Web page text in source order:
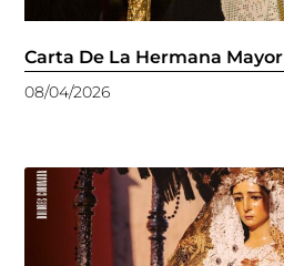
Carta De La Hermana Mayor
08/04/2026